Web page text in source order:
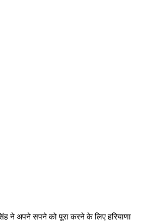
ने अपने सपने को पूरा करने के लिए हरियाणा